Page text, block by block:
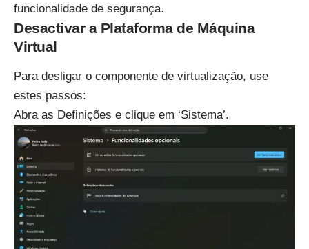
funcionalidade de segurança.
Desactivar a Plataforma de Máquina
Virtual
Para desligar o componente de virtualização, use
estes passos:
Abra as Definições e clique em ‘Sistema’.